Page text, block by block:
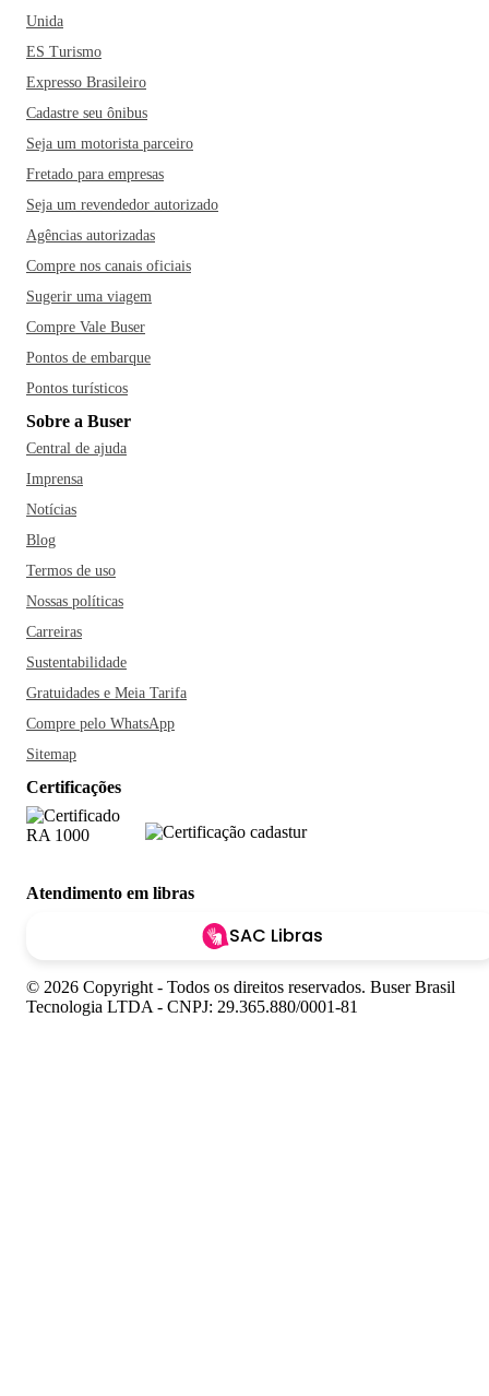
Unida
ES Turismo
Expresso Brasileiro
Cadastre seu ônibus
Seja um motorista parceiro
Fretado para empresas
Seja um revendedor autorizado
Agências autorizadas
Compre nos canais oficiais
Sugerir uma viagem
Compre Vale Buser
Pontos de embarque
Pontos turísticos
Sobre a Buser
Central de ajuda
Imprensa
Notícias
Blog
Termos de uso
Nossas políticas
Carreiras
Sustentabilidade
Gratuidades e Meia Tarifa
Compre pelo WhatsApp
Sitemap
Certificações
Atendimento em libras
SAC Libras
© 2026 Copyright - Todos os direitos reservados. Buser Brasil
Tecnologia LTDA - CNPJ: 29.365.880/0001-81